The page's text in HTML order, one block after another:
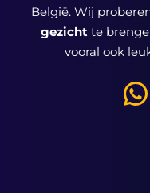
België. Wij
gezicht te
vooral ook